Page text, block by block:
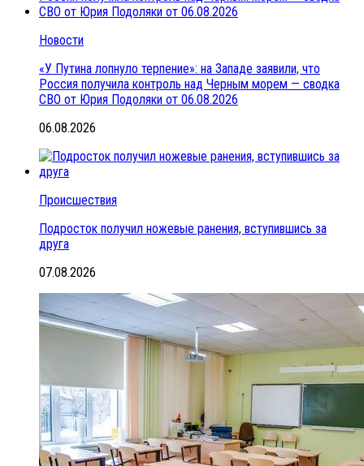
Новости
«У Путина лопнуло терпение»: на Западе заявили, что
Россия получила контроль над Черным морем — сводка
СВО от Юрия Подоляки от 06.08.2026
06.08.2026
Происшествия
Подросток получил ножевые ранения, вступившись за
друга
07.08.2026